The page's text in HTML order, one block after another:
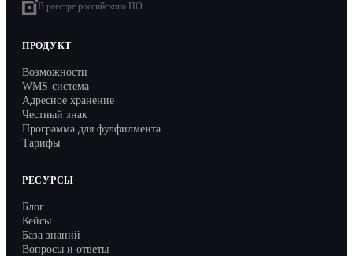
В реестре российского ПО
ПРОДУКТ
Возможности
WMS-система
Адресное хранение
Честный знак
Программа для фулфилмента
Тарифы
РЕСУРСЫ
Блог
Кейсы
База знаний
Вопросы и ответы